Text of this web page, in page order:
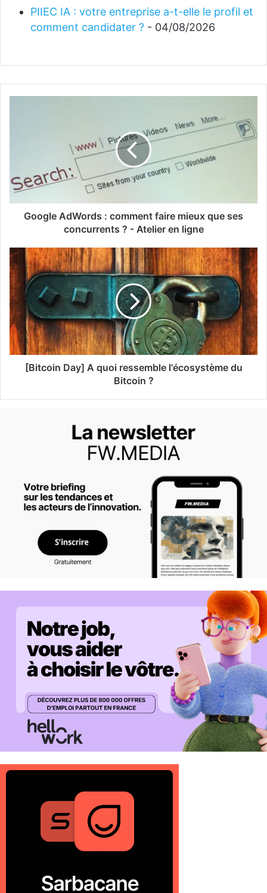
PIIEC IA : votre entreprise a-t-elle le profil et
comment candidater ? - 04/08/2026
Google AdWords : comment faire mieux que ses
concurrents ? - Atelier en ligne
[Bitcoin Day] A quoi ressemble l'écosystème du
Bitcoin ?